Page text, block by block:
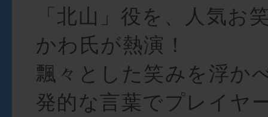
「北山」役を、人気お
かわ氏が熱演！
飄々とした笑みを浮か
発的な言葉でプレイヤ